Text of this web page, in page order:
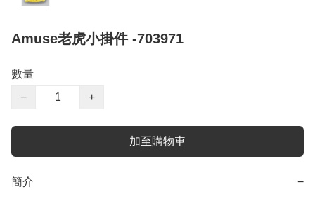
Amuse老虎小掛件 -703971
數量
−
+
加至購物車
簡介 −